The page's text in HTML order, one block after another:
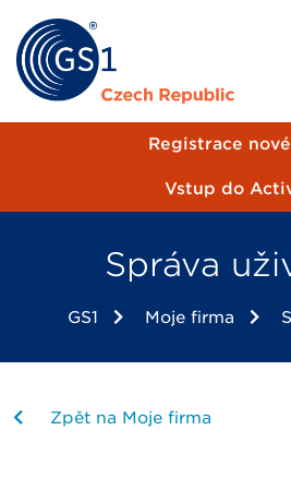
Registrace
Vstup do
Správa
GS1 Moje firma
Zpět na Moje firma